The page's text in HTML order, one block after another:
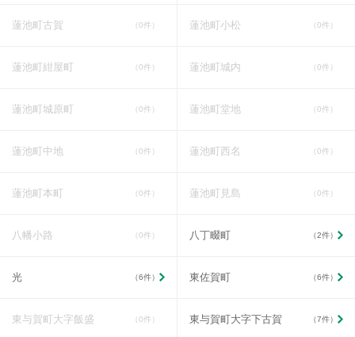
蓮池町古賀 （0件） 蓮池町小松 （0件）
蓮池町紺屋町 （0件） 蓮池町城内 （0件）
蓮池町城原町 （0件） 蓮池町堂地 （0件）
蓮池町中地 （0件） 蓮池町西名 （0件）
蓮池町本町 （0件） 蓮池町見島 （0件）
八幡小路 （0件） 八丁畷町 （2件）
光 （6件） 東佐賀町 （6件）
東与賀町大字飯盛 （0件） 東与賀町大字下古賀 （7件）